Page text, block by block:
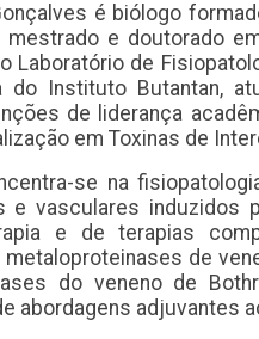
é biólogo
mestrado e doutorado
Laboratório de
do Instituto Butantan,
de liderança
em Toxinas de
se na
e vasculares
e de terapias
de
do veneno de
abordagens adjuvantes